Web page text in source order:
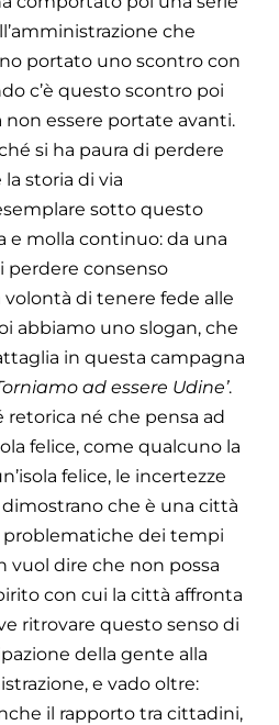
che
portato uno scontro con
c’è questo scontro poi
non essere portate avanti.
si ha paura di perdere
storia di via
sotto questo
e molla continuo: da una
perdere consenso
volontà di tenere fede alle
abbiamo uno slogan, che
in questa campagna
ad essere Udine’.
retorica né che pensa ad
felice, come qualcuno la
felice, le incertezze
che è una città
problematiche dei tempi
vuol dire che non possa
con cui la città affronta
ritrovare questo senso di
della gente alla
e vado oltre:
il rapporto tra cittadini,